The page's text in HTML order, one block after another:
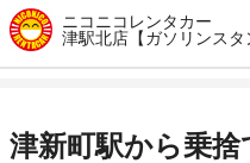
営業時間 毎日 09:00 ～
アクセス 津新町駅より
店舗詳細 店舗詳細ペー
ニコニコレンタカー
津駅北店【ガソリンスタ
アクセス 津駅より徒歩
津新町駅から乗